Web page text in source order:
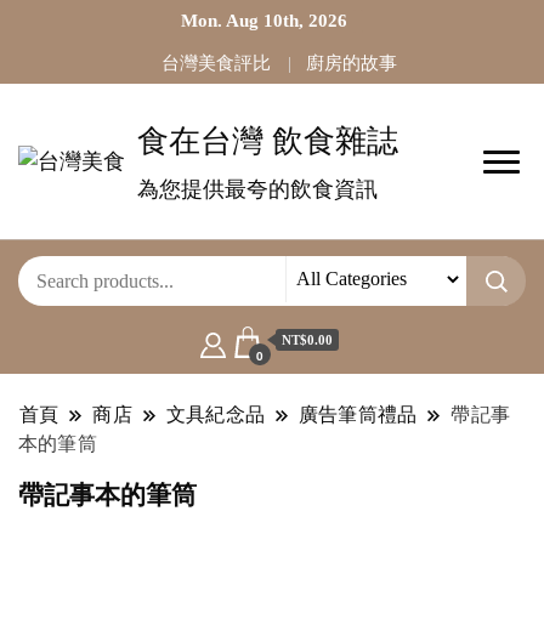
Mon. Aug 10th, 2026
台灣美食評比 廚房的故事
食在台灣 飲食雜誌
為您提供最夸的飲食資訊
0
NT$0.00
首頁 商店 文具紀念品 廣告筆筒禮品
帶記事
本的筆筒
帶記事本的筆筒